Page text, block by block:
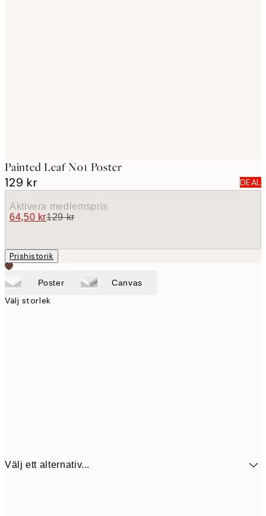
Painted Leaf No1 Poster
129 kr DEAL
Aktivera medlemspris
64,50 kr129 kr
Prishistorik
Poster Canvas
Välj storlek
Välj ett alternativ...